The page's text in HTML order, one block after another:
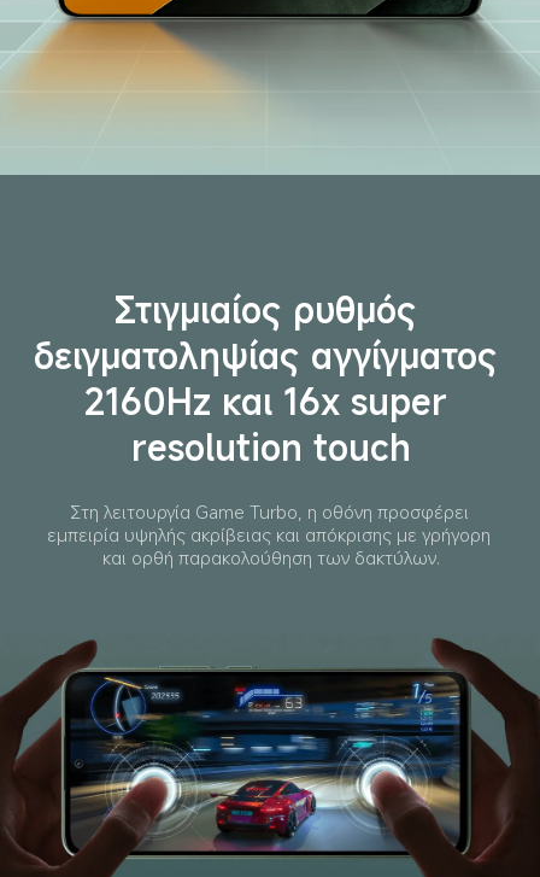
Στιγμιαίος ρυθμός
δειγματοληψίας αγγίγματος
2160Hz και 16x super
resolution touch
Στη λειτουργία Game Turbo, η οθόνη προσφέρει
εμπειρία υψηλής ακρίβειας και απόκρισης με γρήγορη
και ορθή παρακολούθηση των δακτύλων.